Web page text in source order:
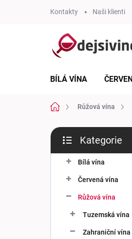
Kontakty Naši klienti
BÍLÁ VÍNA
Domů Růžová vína
P
s
kategorie
Kategorie
Bílá vína
Červená vína
Růžová vína
Tuzemská vína
Zahraniční vína